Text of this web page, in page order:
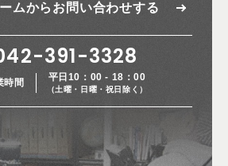
ムから お問い合わせする
391-3328
時間
平日10：00 - 18：00
（土曜・日曜・祝日除く）